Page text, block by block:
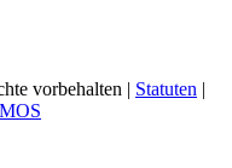
vorbehalten | Statuten |